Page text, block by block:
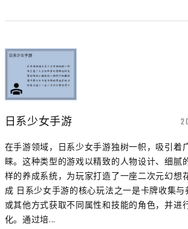
日系少女手游
在手游领域，日系少女手游独树一帜，吸引着
睐。这种类型的游戏以精致的人物设计、细腻
样的养成系统，为玩家打造了一座二次元幻想
成 日系少女手游的核心玩法之一是卡牌收集
或其他方式获取不同属性和技能的角色，并进
化。通过培...